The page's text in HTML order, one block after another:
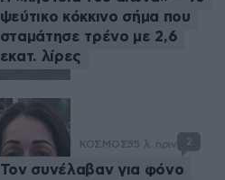
ψεύτικο κόκκινο σήμα που
σταμάτησε τρένο με 2,6
εκατ. λίρες
ΚΟΣΜΟΣ55 λ. πριν 2
Τον συνέλαβαν για φόνο